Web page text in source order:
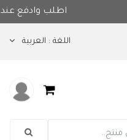
اطلب
اللغة : العربية